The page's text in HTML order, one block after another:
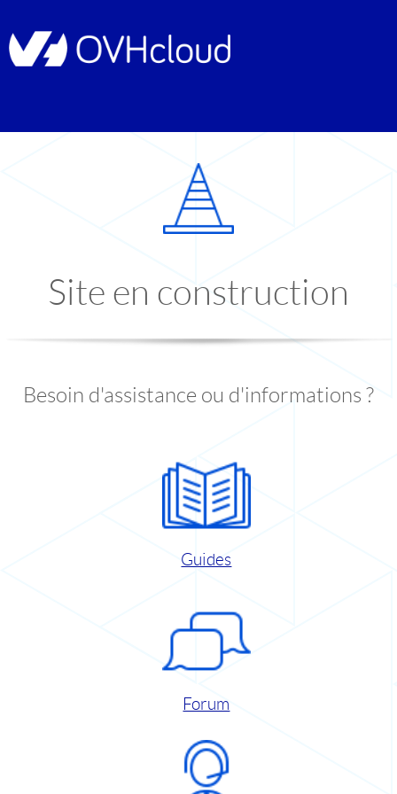
Site en construction
Besoin d'assistance ou d'informations ?
Guides
Forum